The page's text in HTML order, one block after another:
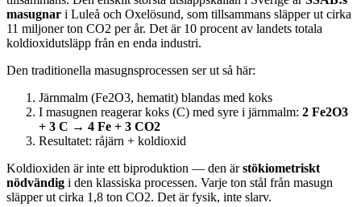
masugnar i Luleå och Oxelösund, som tillsammans släpper ut cirka
11 miljoner ton CO2 per år. Det är 10 procent av landets totala
koldioxidutsläpp från en enda industri.
Den traditionella masugnsprocessen ser ut så här:
Järnmalm (Fe2O3, hematit) blandas med koks
I masugnen reagerar koks (C) med syre i järnmalm: 2 Fe2O3
+ 3 C → 4 Fe + 3 CO2
Resultatet: råjärn + koldioxid
Koldioxiden är inte ett biproduktion — den ärstökiometriskt
nödvändig i den klassiska processen. Varje ton stål från masugn
släpper ut cirka 1,8 ton CO2. Det är fysik, inte slarv.